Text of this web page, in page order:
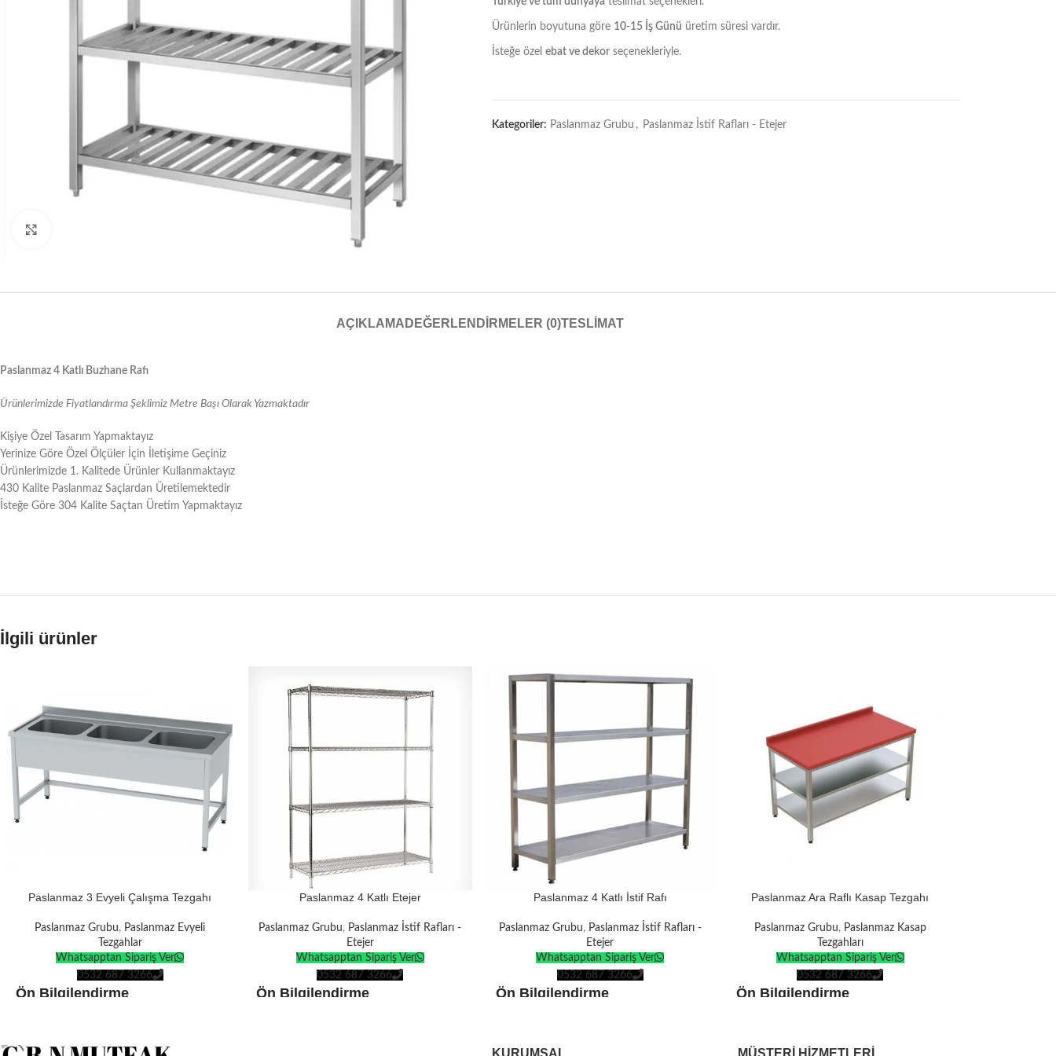
Ürünlerin boyutuna göre 10-15 İş Günü üretim süresi vardır.
İsteğe özel ebat ve dekorseçenekleriyle.
Kategoriler: Paslanmaz Grubu , Paslanmaz İstif Rafları - Etejer
AÇIKLAMA DEĞERLENDIRMELER (0)TESLIMAT
Paslanmaz 4 Katlı Buzhane Rafı
Ürünlerimizde Fiyatlandırma Şeklimiz Metre Başı Olarak Yazmaktadır
Kişiye Özel Tasarım Yapmaktayız
Yerinize Göre Özel Ölçüler İçin İletişime Geçiniz
Ürünlerimizde 1. Kalitede Ürünler Kullanmaktayız
430 Kalite Paslanmaz Saçlardan Üretilemektedir
İsteğe Göre 304 Kalite Saçtan Üretim Yapmaktayız
İlgili ürünler
Paslanmaz 3 Evyeli Çalışma Tezgahı
Paslanmaz Grubu, Paslanmaz Evyeli
Tezgahlar
Whatsapptan Sipariş Ver
0532 687 3266
Ön Bilgilendirme
Tüm ürünlerAvrupa Standartlarına
Paslanmaz 4 Katlı Etejer
Paslanmaz Grubu, Paslanmaz İstif Rafları -
Etejer
Whatsapptan Sipariş Ver
0532 687 3266
Ön Bilgilendirme
Paslanmaz 4 Katlı İstif Rafı
Paslanmaz Grubu, Paslanmaz İstif Rafları -
Etejer
Whatsapptan Sipariş Ver
0532 687 3266
Ön Bilgilendirme
Paslanmaz Ara Raflı Kasap Tezgahı
Paslanmaz Grubu, Paslanmaz Kasap
Tezgahları
Whatsapptan Sipariş Ver
0532 687 3266
Ön Bilgilendirme
Tüm ürünlerAvrupa Standartlarına
KURUMSAL MÜŞTERI HIZMETLERI